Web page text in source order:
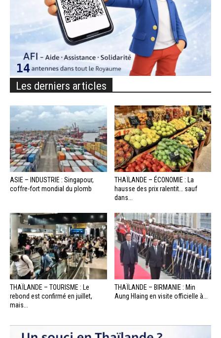
Les derniers articles
ASIE – INDUSTRIE : Singapour,
coffre-fort mondial du plomb
THAÏLANDE – ÉCONOMIE : La
hausse des prix ralentit… sauf
dans...
THAÏLANDE – TOURISME : Le
rebond est confirmé en juillet,
mais...
THAÏLANDE – BIRMANIE : Min
Aung Hlaing en visite officielle à...